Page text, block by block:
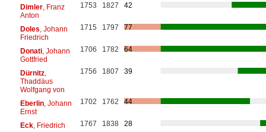
Dimler, Franz
Anton
1753 1827 42
Doles , Johann
Friedrich
1715 1797 77
Donati, Johann
Gottfried
1706 1782 64
Dürnitz,
Thaddäus
Wolfgang von
1756 1807 39
Eberlin, Johann
Ernst
1702 1762 44
Eck, Friedrich 1767 1838
28